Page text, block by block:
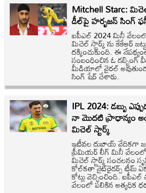
Mitchell Starc:
డీల్‌పై హర్భజన్ సింగ్
ఐపీఎల్‌ 2024 మినీ
మిచెల్ స్టార్క్ ను కేకేఆర్
దక్కించుకుంది. ఈ
సంబంధించిన ఓ
మీడియాలో వైరల్
సింగ్ షేర్ చేశారు.
IPL 2024: డబ్బు
నా మొదటి ప్రాధాన్యం
మిచెల్ స్టార్క్
ఇటీవల దుబాయ్ వేదికగా
ప్రీమియర్ లీగ్ మినీ వేలంలో
మిచెల్ స్టార్క్ సంచలనం
కోల్‌కతా నైట్‌రైడర్స్ టీమ్
కోట్లు వెచ్చించింది.
వేలంలో పలికిన అత్యధిక